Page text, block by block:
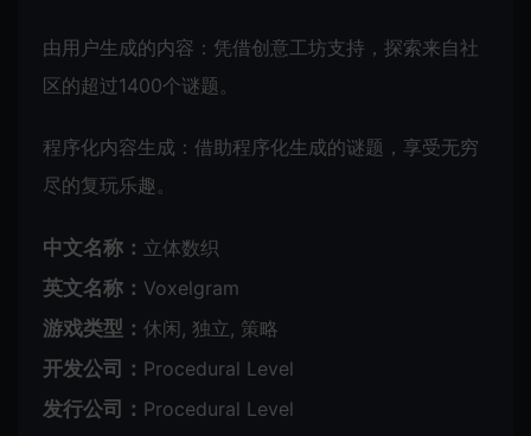
由用户生成的内容：凭借创意工坊支持，探索来自社
区的超过1400个谜题。
程序化内容生成：借助程序化生成的谜题，享受无穷
尽的复玩乐趣。
中文名称： 立体数织
英文名称： Voxelgram
游戏类型： 休闲, 独立, 策略
开发公司： Procedural Level
发行公司： Procedural Level